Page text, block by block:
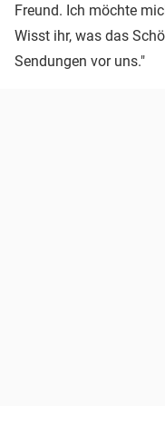
Freund. Ich möchte
Wisst ihr, was das
Sendungen vor uns."